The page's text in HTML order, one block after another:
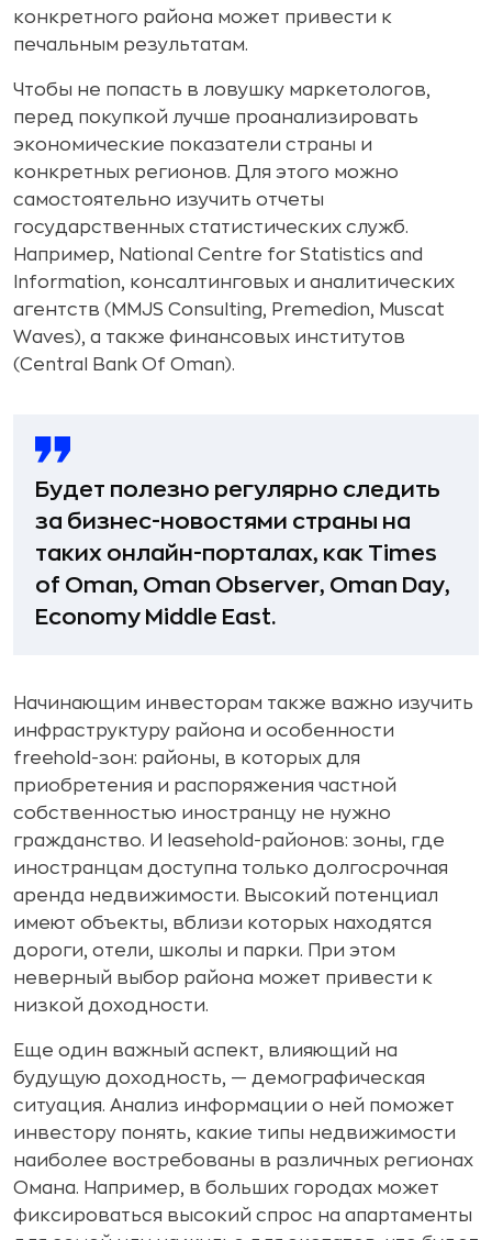
конкретного района может привести к
печальным результатам.
Чтобы не попасть в ловушку маркетологов,
перед покупкой лучше проанализировать
экономические показатели страны и
конкретных регионов. Для этого можно
самостоятельно изучить отчеты
государственных статистических служб.
Например, National Centre for Statistics and
Information, консалтинговых и аналитических
агентств (MMJS Consulting, Premedion, Muscat
Waves), а также финансовых институтов
(Central Bank Of Oman).
Будет полезно регулярно следить
за бизнес-новостями страны на
таких онлайн-порталах, как Times
of Oman, Oman Observer, Oman Day,
Economy Middle East.
Начинающим инвесторам также важно изучить
инфраструктуру района и особенности
freehold-зон: районы, в которых для
приобретения и распоряжения частной
собственностью иностранцу не нужно
гражданство. И leasehold-районов: зоны, где
иностранцам доступна только долгосрочная
аренда недвижимости. Высокий потенциал
имеют объекты, вблизи которых находятся
дороги, отели, школы и парки. При этом
неверный выбор района может привести к
низкой доходности.
Еще один важный аспект, влияющий на
будущую доходность, — демографическая
ситуация. Анализ информации о ней поможет
инвестору понять, какие типы недвижимости
наиболее востребованы в различных регионах
Омана. Например, в больших городах может
фиксироваться высокий спрос на апартаменты